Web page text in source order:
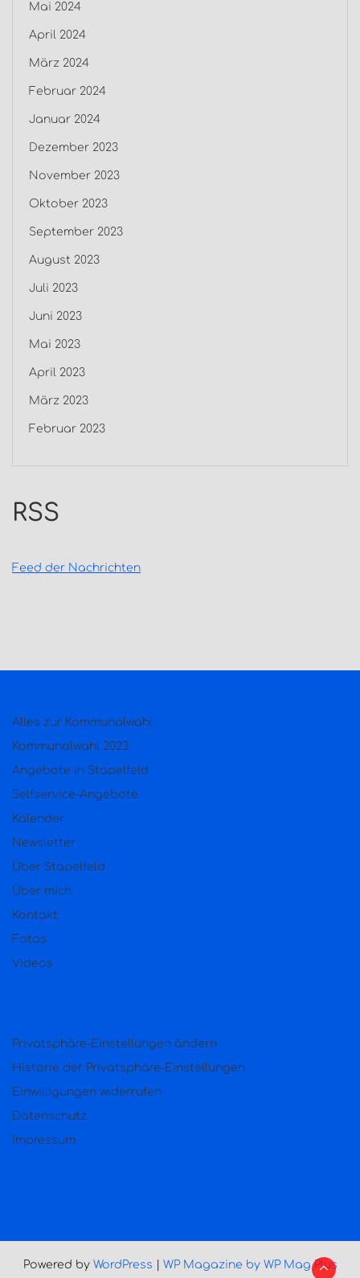
Mai 2024
April 2024
März 2024
Februar 2024
Januar 2024
Dezember 2023
November 2023
Oktober 2023
September 2023
August 2023
Juli 2023
Juni 2023
Mai 2023
April 2023
März 2023
Februar 2023
RSS
Feed der Nachrichten
Alles zur Kommunalwahl
Kommunalwahl 2023
Angebote in Stapelfeld
Selfservice-Angebote
Kalender
Newsletter
Über Stapelfeld
Über mich
Kontakt
Fotos
Videos
Privatsphäre-Einstellungen ändern
Historie der Privatsphäre-Einstellungen
Einwilligungen widerrufen
Datenschutz
Impressum
Powered by WordPress WP Magazine by WP Mag Plus